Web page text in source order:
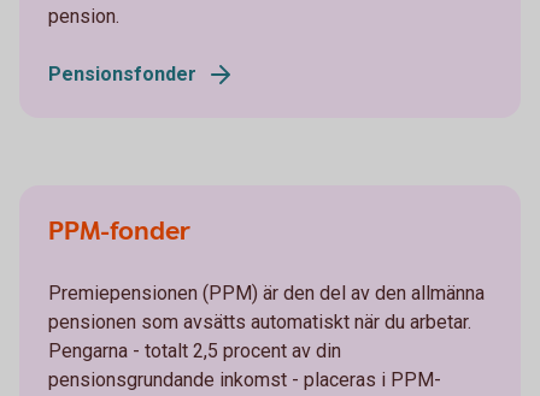
pension.
Pensionsfonder
PPM-fonder
Premiepensionen (PPM) är den del av den allmänna
pensionen som avsätts automatiskt när du arbetar.
Pengarna - totalt 2,5 procent av din
pensionsgrundande inkomst - placeras i PPM-